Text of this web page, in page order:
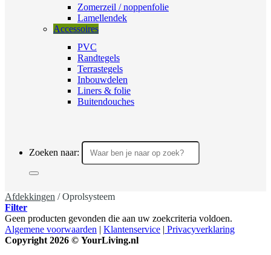
Zomerzeil / noppenfolie
Lamellendek
Accessoires
PVC
Randtegels
Terrastegels
Inbouwdelen
Liners & folie
Buitendouches
Zoeken naar:
Afdekkingen /Oprolsysteem
Filter
Geen producten gevonden die aan uw zoekcriteria voldoen.
Algemene voorwaarden | Klantenservice | Privacyverklaring
Copyright 2026 © YourLiving.nl